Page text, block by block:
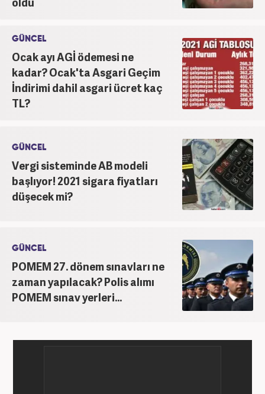
GÜNCEL
Ocak ayı AGİ ödemesi ne
kadar? Ocak'ta Asgari Geçim
İndirimi dahil asgari ücret kaç
TL?
GÜNCEL
Vergi sisteminde AB modeli
başlıyor! 2021 sigara fiyatları
düşecek mi?
GÜNCEL
POMEM 27. dönem sınavları ne
zaman yapılacak? Polis alımı
POMEM sınav yerleri...